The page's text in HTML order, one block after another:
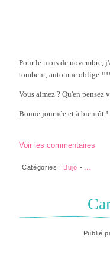
Pour le mois de novembre,
tombent, automne oblige !!!!
Vous aimez ? Qu'en pensez
Bonne journée et à bientôt !
Voir les commentaires
Catégories : Bujo -
Publié